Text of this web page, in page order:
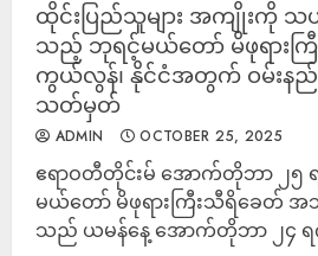
ထိုင်းပြည်သူများ အကျိုးကို
သည့် ဘုရင့်မယ်တော် မိဖုရားက
ကွယ်လွန်၊ နိုင်ငံအတွက် ဝမ်းနည်း
သတ်မှတ်
ADMIN OCTOBER 25, 2025
ဧရာဝတီတိုင်းမ် အောက်တိုဘာ ၂
မယ်တော် မိဖုရားကြီးသီရိခေတ်
သည် ယမန်နေ့ အောက်တိုဘာ ၂၄ ရ